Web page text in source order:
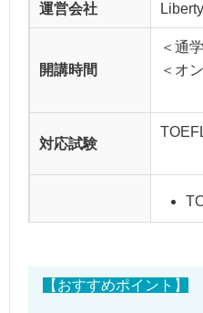
運営会社
開講時間
＜通
＜オ
対応試験
【おすすめポイント】